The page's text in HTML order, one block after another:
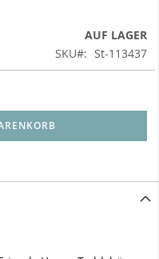
AUF LAGER
SKU
St-113437